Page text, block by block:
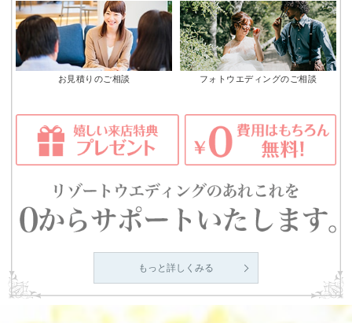
お見積りのご相談 フォトウエディングのご相談
もっと詳しくみる